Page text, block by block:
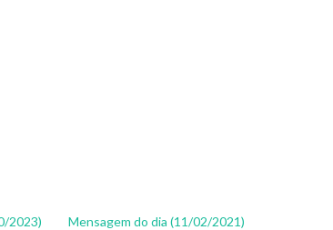
2023)
Mensagem do dia (11/02/2021)